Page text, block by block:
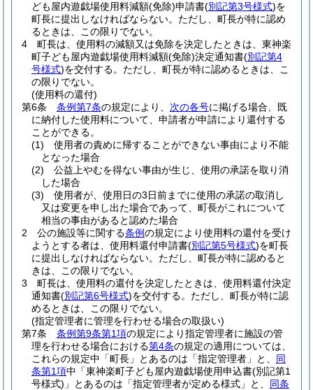
ども屋内遊戯場使用料減額(免除)申請書(別記第3号様式)を
町長に提出しなければならない。 ただし、町長が特に認め
るときは、この限りでない。
4
町長は、使用料の減額又は免除を決定したときは、東神楽
町子ども屋内遊戯場使用料減額(免除)決定通知書(別記第4
号様式)を交付する。 ただし、町長が特に認めるときは、こ
の限りでない。
(使用料の還付)
第6条
条例第7条の規定により、 次の各号に掲げる場合、既
に納付した使用料について、申請者が申請により還付する
ことができる。
(1)
使用者の責めに帰することができない事由により不能
となった場合
(2)
公益上やむを得ない事由が生じ、使用の承諾を取り消
した場合
(3)
使用者が、使用日の3日前までに使用の承諾の取消し
又は変更を申し出た場合であって、町長がこれについて
相当の事由があると認めた場合
2
公の施設等に関する条例の規定により使用料の還付を受け
ようとする者は、使用料還付申請書(別記第5号様式)を町長
に提出しなければならない。 ただし、町長が特に認めると
きは、この限りでない。
3
町長は、使用料の還付を決定したときは、使用料還付決定
通知書(別記第6号様式)を交付する。 ただし、町長が特に認
めるときは、この限りでない。
(指定管理者に管理を行わせる場合の取扱い)
第7条
条例第9条第1項の規定により指定管理者に施設の管
理を行わせる場合における第4条の規定の適用については、
これらの規定中「町長」とあるのは「指定管理者」と、 同
条第1項中「東神楽町子ども屋内遊戯場使用申込書(別記第1
号様式) 」とあるのは「指定管理者が定める様式」と、 同条